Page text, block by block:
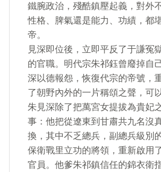
鐵腕政治，殘酷鎮壓起義，對外
性格、脾氣還是能力、功績，都
帝。
見深即位後，立即平反了于謙冤
的官職。明代宗朱祁鈺曾廢掉自
深以德報怨，恢復代宗的帝號，
了朝野內外的一片稱頌之聲，可
朱見深除了把萬宮女提拔為貴妃
事：他把從遼東到甘肅共九名沒
換，其中不乏總兵，副總兵級別
保衛戰里立功的將領，重新啟用
官員。他爹朱祁鎮信任的錦衣衛